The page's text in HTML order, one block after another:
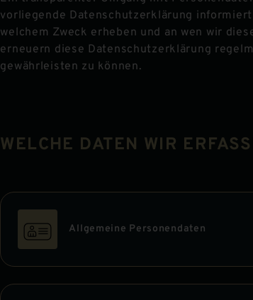
vorliegende Datenschutzerklärung
welchem Zweck erheben und an wen wir
erneuern diese Datenschutzerklärung
gewährleisten zu können.
WELCHE DATEN WIR
Allgemeine Personendaten